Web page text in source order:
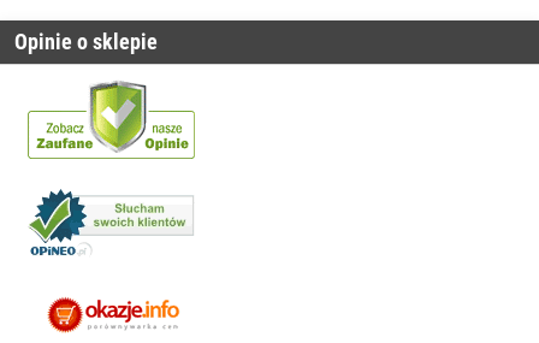
CZĘŚCI
SERWISOWE
Opinie o sklepie